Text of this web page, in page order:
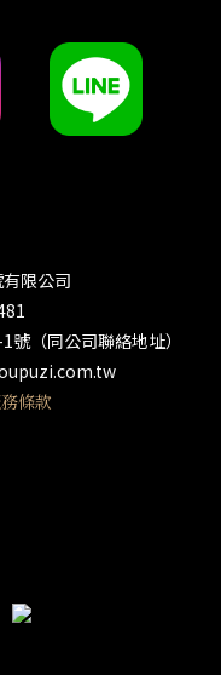
限公司
（同公司聯絡地址）
條款